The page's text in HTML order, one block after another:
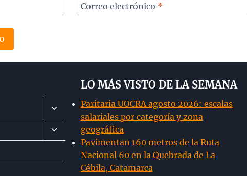
Correo electrónico *
Alternar
menú
hijo
Alternar
menú
LO MÁS VISTO DE LA SEMANA
Paritaria UOCRA agosto 2026: escalas
salariales por categoría y zona
geográfica
Pavimentan 160 metros de la Ruta
Nacional 60 en la Quebrada de La
Cébila, Catamarca